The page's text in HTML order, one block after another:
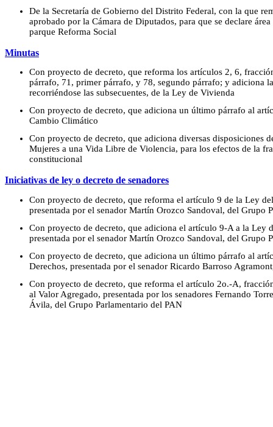
De la Secretaría de Gobierno del Distrito Federal, con la que
aprobado por la Cámara de Diputados, para que se declare
parque Reforma Social
Minutas
Con proyecto de decreto, que reforma los artículos 2, 6,
párrafo, 71, primer párrafo, y 78, segundo párrafo; y adiciona
recorriéndose las subsecuentes, de la Ley de Vivienda
Con proyecto de decreto, que adiciona un último párrafo al
Cambio Climático
Con proyecto de decreto, que adiciona diversas disposiciones
Mujeres a una Vida Libre de Violencia, para los efectos de la
constitucional
Iniciativas de ley o decreto de senadores
Con proyecto de decreto, que reforma el artículo 9 de la Ley
presentada por el senador Martín Orozco Sandoval, del Grupo
Con proyecto de decreto, que adiciona el artículo 9-A a la Ley
presentada por el senador Martín Orozco Sandoval, del Grupo
Con proyecto de decreto, que adiciona un último párrafo al
Derechos, presentada por el senador Ricardo Barroso
Con proyecto de decreto, que reforma el artículo 2o.-A,
al Valor Agregado, presentada por los senadores Fernando
Ávila, del Grupo Parlamentario del PAN